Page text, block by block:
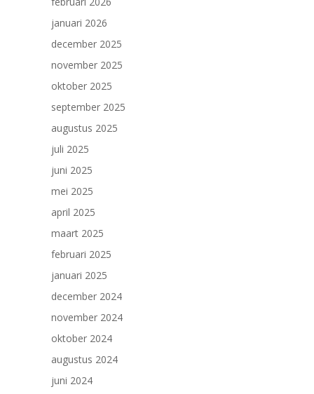
januari 2026
december 2025
november 2025
oktober 2025
september 2025
augustus 2025
juli 2025
juni 2025
mei 2025
april 2025
maart 2025
februari 2025
januari 2025
december 2024
november 2024
oktober 2024
augustus 2024
juni 2024